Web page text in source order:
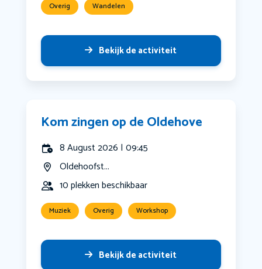
Overig Wandelen
Bekijk de activiteit
Kom zingen op de Oldehove
8 August 2026 | 09:45
Oldehoofst...
10 plekken beschikbaar
Muziek Overig Workshop
Bekijk de activiteit